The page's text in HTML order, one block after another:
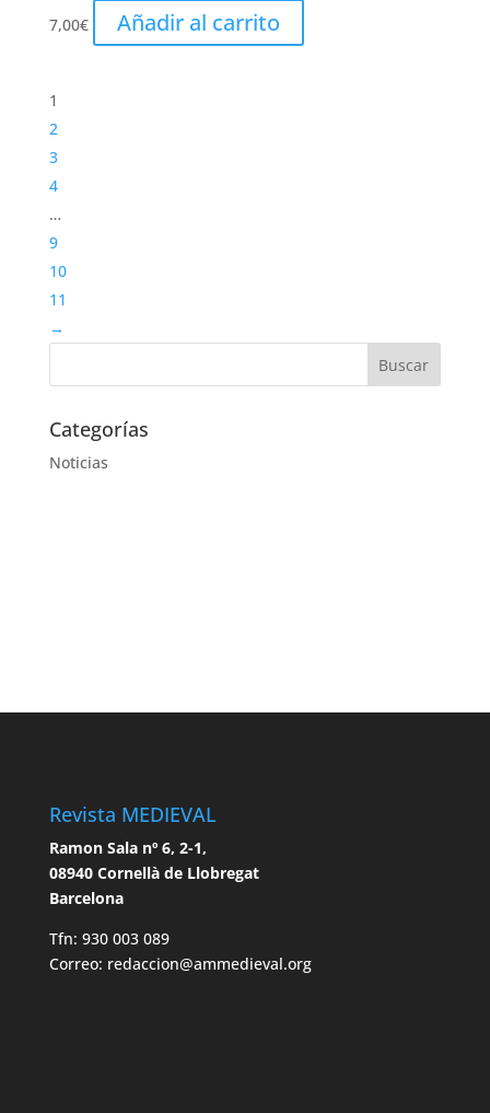
7,00€ Añadir al carrito
1
2
3
4
…
9
10
11
→
Categorías
Noticias
Revista MEDIEVAL
Ramon Sala nº 6, 2-1,
08940 Cornellà de Llobregat
Barcelona
Tfn: 930 003 089
Correo: redaccion@ammedieval.org